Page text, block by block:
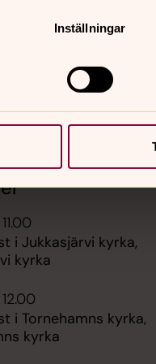
Inställningar
i Jukkasjärvi kyrka,
kyrka
i Tornehamns kyrka,
kyrka